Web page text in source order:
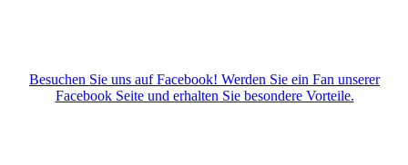
Besuchen Sie uns auf Facebook! Werden Sie ein Fan unserer
Facebook Seite und erhalten Sie besondere Vorteile.